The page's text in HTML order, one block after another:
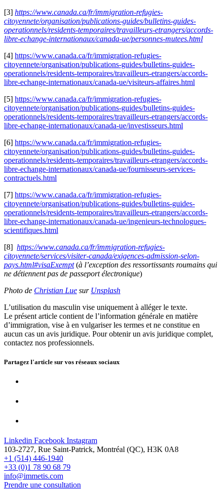
[3] https://www.canada.ca/fr/immigration-refugies-
citoyennete/organisation/publications-guides/bulletins-guides-
operationnels/residents-temporaires/travailleurs-etrangers/accords-
libre-echange-internationaux/canada-ue/personnes-mutees.html
[4] https://www.canada.ca/fr/immigration-refugies-
citoyennete/organisation/publications-guides/bulletins-guides-
operationnels/residents-temporaires/travailleurs-etrangers/accords-
libre-echange-internationaux/canada-ue/visiteurs-affaires.html
[5] https://www.canada.ca/fr/immigration-refugies-
citoyennete/organisation/publications-guides/bulletins-guides-
operationnels/residents-temporaires/travailleurs-etrangers/accords-
libre-echange-internationaux/canada-ue/investisseurs.html
[6] https://www.canada.ca/fr/immigration-refugies-
citoyennete/organisation/publications-guides/bulletins-guides-
operationnels/residents-temporaires/travailleurs-etrangers/accords-
libre-echange-internationaux/canada-ue/fournisseurs-services-
contractuels.html
[7] https://www.canada.ca/fr/immigration-refugies-
citoyennete/organisation/publications-guides/bulletins-guides-
operationnels/residents-temporaires/travailleurs-etrangers/accords-
libre-echange-internationaux/canada-ue/ingenieurs-technologues-
scientifiques.html
[8] https://www.canada.ca/fr/immigration-refugies-
citoyennete/services/visiter-canada/exigences-admission-selon-
pays.html#visaExempt (à l’exception des ressortissants roumains qui
ne détiennent pas de passeport électronique)
Photo de Christian Lue sur Unsplash
L’utilisation du masculin vise uniquement à alléger le texte.
Le présent article contient de l’information générale en matière
d’immigration, vise à en vulgariser les termes et ne constitue en
aucun cas un avis juridique. Pour obtenir un avis juridique complet,
contactez nos professionnels.
Partagez l'article sur vos réseaux sociaux
Linkedin Facebook Instagram
103-2727, Rue Saint-Patrick, Montréal (QC), H3K 0A8
+1 (514) 446-1940
+33 (0)1 78 90 68 79
info@immetis.com
Prendre une consultation